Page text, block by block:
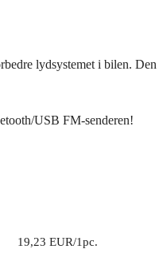
lydsystemet i bilen.
USB FM-senderen!
19,23 EUR/1pc.